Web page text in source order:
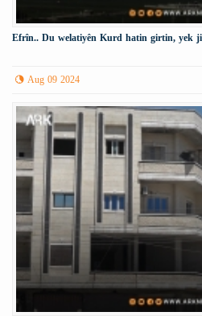
Efrîn.. Du welatiyên Kurd hatin girtin, yek
Aug 09 2024